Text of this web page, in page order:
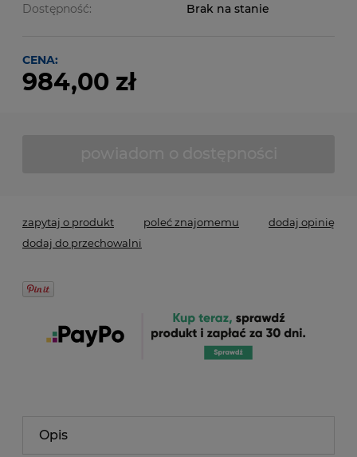
Dostępność:
Brak na stanie
CENA:
984,00 zł
zapytaj o produkt poleć znajomemu
dodaj opinię
dodaj do przechowalni
Opis